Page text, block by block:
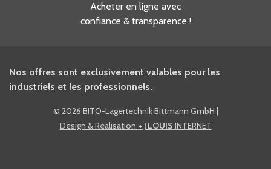
Acheter en ligne avec
confiance & transparence !
Nos offres sont exclusivement valables pour les
industriels et les professionnels.
© 2026 BITO-Lagertechnik Bittmann GmbH |
Design & Réalisation + | LOUIS INTERNET